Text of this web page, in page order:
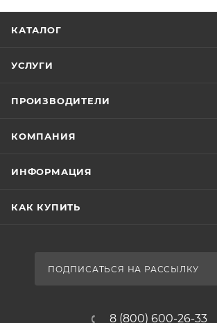
КАТАЛОГ
УСЛУГИ
ПРОИЗВОДИТЕЛИ
КОМПАНИЯ
ИНФОРМАЦИЯ
КАК КУПИТЬ
ПОДПИСАТЬСЯ НА РАССЫЛКУ
8 (800) 600-26-33